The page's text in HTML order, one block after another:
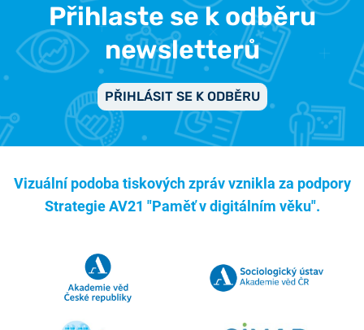
Přihlaste se k odběru
newsletterů
PŘIHLÁSIT SE K ODBĚRU
Vizuální podoba tiskových zpráv vznikla za podpory
Strategie AV21 "Paměť v digitálním věku".